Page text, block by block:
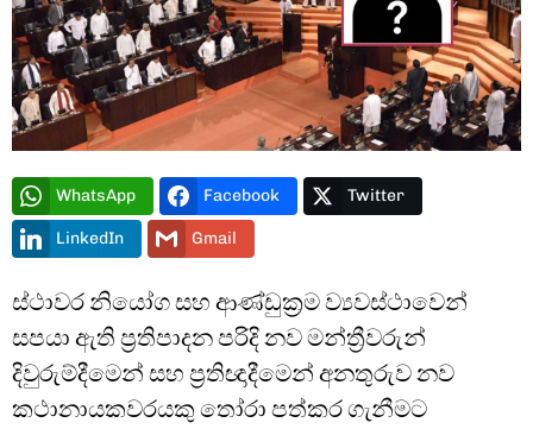
Type and hit enter
WhatsApp Facebook Twitter
LinkedIn Gmail
ස්ථාවර නියෝග සහ ආණ්ඩුක්‍රම ව්‍යවස්ථාවෙන්
සපයා ඇති ප්‍රතිපාදන පරිදි නව මන්ත්‍රීවරුන්
දිවුරුම්දීමෙන් සහ ප්‍රතිඥාදීමෙන් අනතුරුව නව
කථානායකවරයකු තෝරා පත්කර ගැනීමට